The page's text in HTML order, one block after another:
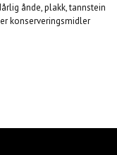
ånde, plakk, tannstein
konserveringsmidler